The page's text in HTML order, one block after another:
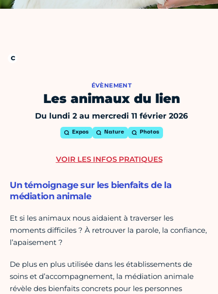
ÉVÈNEMENT
Les animaux du lien
Du lundi 2 au mercredi 11 février 2026
Expos Nature Photos
Un témoignage sur les bienfaits de la
médiation animale
Et si les animaux nous aidaient à traverser les
moments difficiles ? À retrouver la parole, la confiance,
l’apaisement ?
De plus en plus utilisée dans les établissements de
soins et d’accompagnement, la médiation animale
révèle des bienfaits concrets pour les personnes
VOIR LES INFOS PRATIQUES